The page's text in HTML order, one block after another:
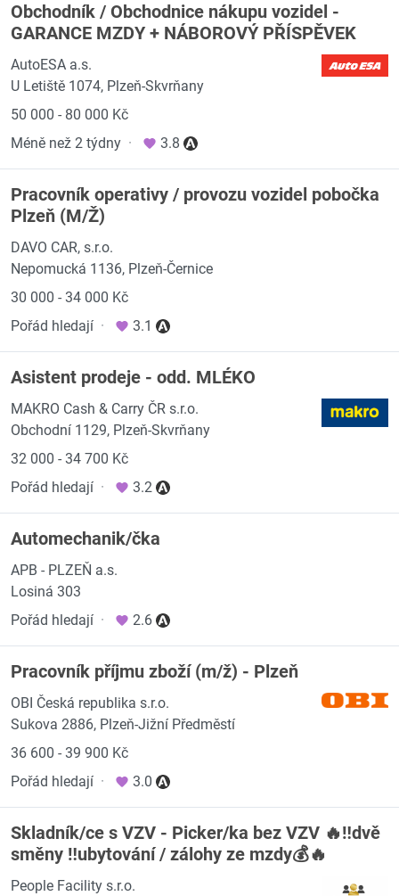
Obchodník / Obchodnice nákupu vozidel -
GARANCE MZDY + NÁBOROVÝ PŘÍSPĚVEK
AutoESA a.s.
U Letiště 1074, Plzeň-Skvrňany
50 000 - 80 000 Kč
Méně než 2 týdny · 3.8
Pracovník operativy / provozu vozidel pobočka
Plzeň (M/Ž)
DAVO CAR, s.r.o.
Nepomucká 1136, Plzeň-Černice
30 000 - 34 000 Kč
Pořád hledají · 3.1
Asistent prodeje - odd. MLÉKO
MAKRO Cash & Carry ČR s.r.o.
Obchodní 1129, Plzeň-Skvrňany
32 000 - 34 700 Kč
Pořád hledají · 3.2
Automechanik/čka
APB - PLZEŇ a.s.
Losiná 303
Pořád hledají · 2.6
Pracovník příjmu zboží (m/ž) - Plzeň
OBI Česká republika s.r.o.
Sukova 2886, Plzeň-Jižní Předměstí
36 600 - 39 900 Kč
Pořád hledají · 3.0
Skladník/ce s VZV - Picker/ka bez VZV 🔥‼️dvě
směny ‼️ubytování / zálohy ze mzdy💰🔥
People Facility s.r.o.